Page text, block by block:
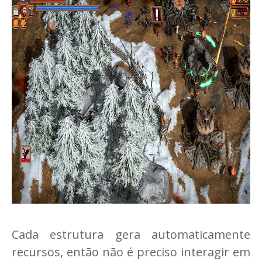
Cada estrutura gera automaticamente
recursos, então não é preciso interagir em